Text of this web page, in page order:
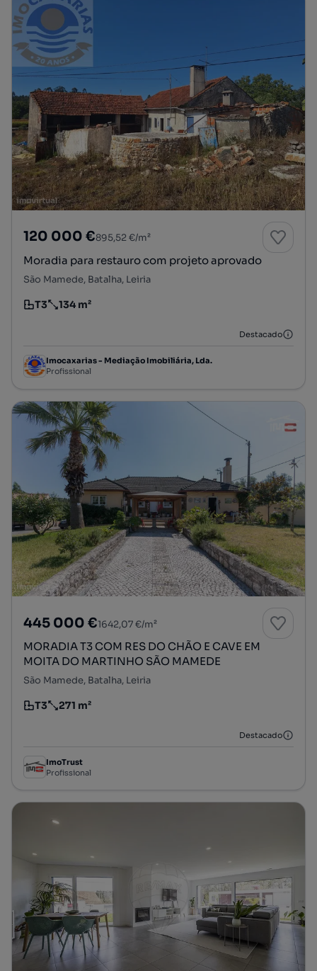
120 000 €895,52 €/m²
Moradia para restauro com projeto aprovado
São Mamede, Batalha, Leiria
Tipologia
T3
Preço por metro quadrado
134 m²
Destacado
Imocaxarias - Mediação Imobiliária, Lda.
Profissional
445 000 €1642,07 €/m²
MORADIA T3 COM RES DO CHÃO E CAVE EM
MOITA DO MARTINHO SÃO MAMEDE
São Mamede, Batalha, Leiria
Tipologia
T3
Preço por metro quadrado
271 m²
Destacado
ImoTrust
Profissional